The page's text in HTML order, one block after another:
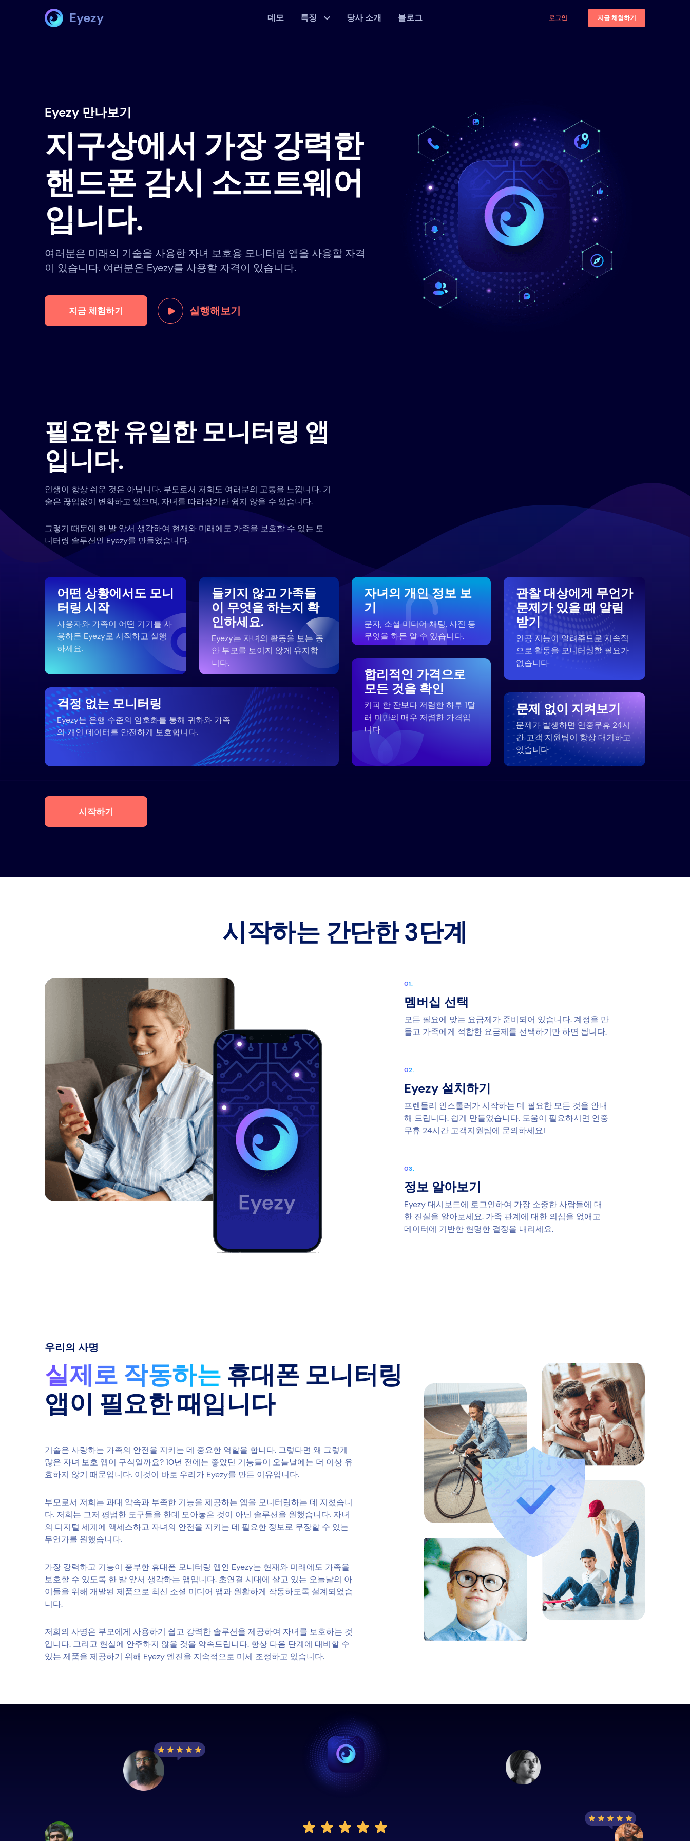
Eyezy 데모 특징 당사 소개 블로그 로그인 지금 체험하기
Eyezy 만나보기
지구상에서 가장 강력한
핸드폰 감시 소프트웨어
입니다.
여러분은 미래의 기술을 사용한 자녀 보호용 모니터링 앱을 사용할 자격
이 있습니다. 여러분은 Eyezy를 사용할 자격이 있습니다.
지금 체험하기 실행해보기
필요한 유일한 모니터링 앱
입니다.
인생이 항상 쉬운 것은 아닙니다. 부모로서 저희도 여러분의 고통을 느낍니다. 기
술은 끊임없이 변화하고 있으며, 자녀를 따라잡기란 쉽지 않을 수 있습니다.
그렇기 때문에 한 발 앞서 생각하여 현재와 미래에도 가족을 보호할 수 있는 모
니터링 솔루션인 Eyezy를 만들었습니다.
어떤 상황에서도 모니
터링 시작
사용자와 가족이 어떤 기기를 사
용하든 Eyezy로 시작하고 실행
하세요.
들키지 않고 가족들
이 무엇을 하는지 확
인하세요.
Eyezy는 자녀의 활동을 보는 동
안 부모를 보이지 않게 유지합
니다.
걱정 없는 모니터링
Eyezy는 은행 수준의 암호화를 통해 귀하와 가족
의 개인 데이터를 안전하게 보호합니다.
자녀의 개인 정보 보
기
문자, 소셜 미디어 채팅, 사진 등
무엇을 하든 알 수 있습니다.
합리적인 가격으로
모든 것을 확인
커피 한 잔보다 저렴한 하루 1달
러 미만의 매우 저렴한 가격입
니다
관찰 대상에게 무언가
문제가 있을 때 알림
받기
인공 지능이 알려주므로 지속적
으로 활동을 모니터링할 필요가
없습니다
문제 없이 지켜보기
문제가 발생하면 연중무휴 24시
간 고객 지원팀이 항상 대기하고
있습니다
시작하기
시작하는 간단한 3단계
멤버십 선택
모든 필요에 맞는 요금제가 준비되어 있습니다. 계정을 만
들고 가족에게 적합한 요금제를 선택하기만 하면 됩니다.
Eyezy 설치하기
프렌들리 인스톨러가 시작하는 데 필요한 모든 것을 안내
해 드립니다. 쉽게 만들었습니다. 도움이 필요하시면 연중
무휴 24시간 고객지원팀에 문의하세요!
정보 알아보기
Eyezy 대시보드에 로그인하여 가장 소중한 사람들에 대
한 진실을 알아보세요. 가족 관계에 대한 의심을 없애고
데이터에 기반한 현명한 결정을 내리세요.
우리의 사명
실제로 작동하는 휴대폰 모니터링
앱이 필요한 때입니다
기술은 사랑하는 가족의 안전을 지키는 데 중요한 역할을 합니다. 그렇다면 왜 그렇게
많은 자녀 보호 앱이 구식일까요? 10년 전에는 좋았던 기능들이 오늘날에는 더 이상 유
효하지 않기 때문입니다. 이것이 바로 우리가 Eyezy를 만든 이유입니다.
부모로서 저희는 과대 약속과 부족한 기능을 제공하는 앱을 모니터링하는 데 지쳤습니
다. 저희는 그저 평범한 도구들을 한데 모아놓은 것이 아닌 솔루션을 원했습니다. 자녀
의 디지털 세계에 액세스하고 자녀의 안전을 지키는 데 필요한 정보로 무장할 수 있는
무언가를 원했습니다.
가장 강력하고 기능이 풍부한 휴대폰 모니터링 앱인 Eyezy는 현재와 미래에도 가족을
보호할 수 있도록 한 발 앞서 생각하는 앱입니다. 초연결 시대에 살고 있는 오늘날의 아
이들을 위해 개발된 제품으로 최신 소셜 미디어 앱과 원활하게 작동하도록 설계되었습
니다.
저희의 사명은 부모에게 사용하기 쉽고 강력한 솔루션을 제공하여 자녀를 보호하는 것
입니다. 그리고 현실에 안주하지 않을 것을 약속드립니다. 항상 다음 단계에 대비할 수
있는 제품을 제공하기 위해 Eyezy 엔진을 지속적으로 미세 조정하고 있습니다.